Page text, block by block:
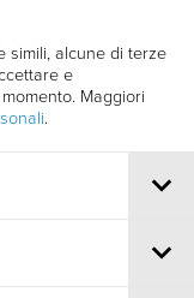
simili, alcune di terze
e
Maggiori
.
cinema. Si
ed
Varan di
1990 è uno dei
della Videoest
numerosi film di
come film